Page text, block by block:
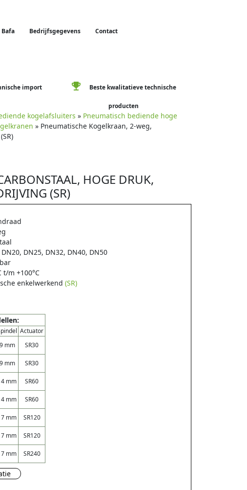
Bafa Bedrijfsgegevens Contact
import emoji_events Beste kwalitatieve technische
producten
kogelafsluiters » Pneumatisch bediende hoge
» Pneumatische Kogelkraan, 2-weg,
HOGE DRUK,
(SR)
DN25, DN32, DN40, DN50
t/m +100°C
enkelwerkend(SR)
Actuator
9 mm SR30
9 mm SR30
mm SR60
mm SR60
mm SR120
mm SR120
mm SR240